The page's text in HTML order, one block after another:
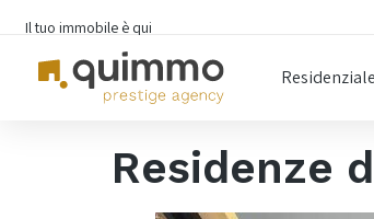
Il tuo immobile è qui
Residenziale
Residenze